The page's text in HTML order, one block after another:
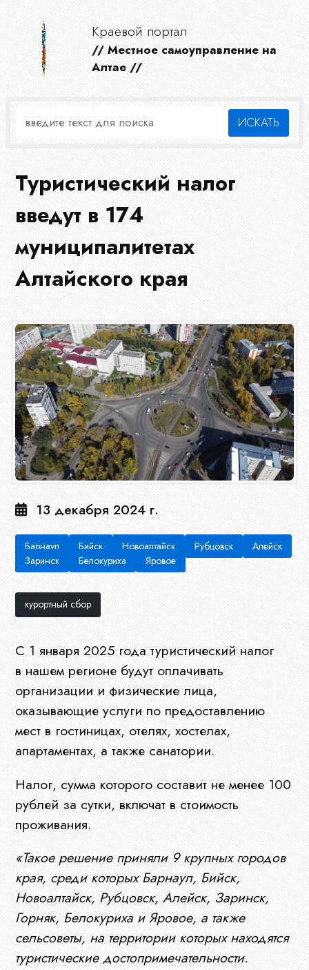
Краевой портал
// Местное самоуправление на
Алтае //
Туристический налог
введут в 174
муниципалитетах
Алтайского края
13 декабря 2024 г.
Барнаул Бийск Новоалтайск Рубцовск
Алейск
Заринск
Белокуриха Яровое
курортный сбор
С 1 января 2025 года туристический налог
в нашем регионе будут оплачивать
организации и физические лица,
оказывающие услуги по предоставлению
мест в гостиницах, отелях, хостелах,
апартаментах, а также санатории.
Налог, сумма которого составит не менее 100
рублей за сутки, включат в стоимость
проживания.
«Такое решение приняли 9 крупных городов
края, среди которых Барнаул, Бийск,
Новоалтайск, Рубцовск, Алейск, Заринск,
Горняк, Белокуриха и Яровое, а также
сельсоветы, на территории которых находятся
туристические достопримечательности.